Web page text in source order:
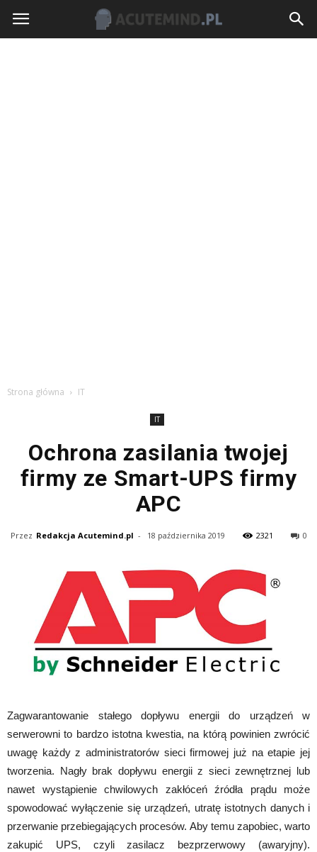
Strona główna IT
IT
Ochrona zasilania twojej
firmy ze Smart-UPS firmy
APC
Przez Redakcja Acutemind.pl - 18 października 2019 2321 0
Zagwarantowanie stałego dopływu energii do urządzeń w
serwerowni to bardzo istotna kwestia, na którą powinien zwrócić
uwagę każdy z administratorów sieci firmowej już na etapie jej
tworzenia. Nagły brak dopływu energii z sieci zewnętrznej lub
nawet wystąpienie chwilowych zakłóceń źródła prądu może
spowodować wyłączenie się urządzeń, utratę istotnych danych i
przerwanie przebiegających procesów. Aby temu zapobiec, warto
zakupić UPS, czyli zasilacz bezprzerwowy (awaryjny).